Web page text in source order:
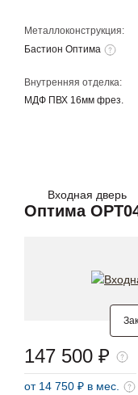
Металлоконструкция:
Бастион Оптима
Внутренняя отделка:
МДФ ПВХ 16мм фрез.
Входная дверь
Оптима
147 500 ₽
от 14 750 ₽ в мес.